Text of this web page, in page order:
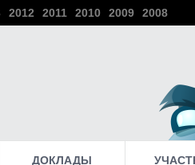
2012 2011 2010 2009 2008
ДОКЛАДЫ